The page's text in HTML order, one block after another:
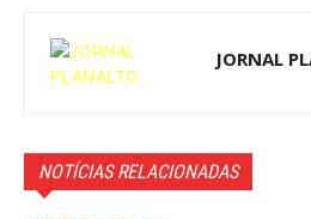
JORNAL
NOTÍCIAS RELACIONADAS